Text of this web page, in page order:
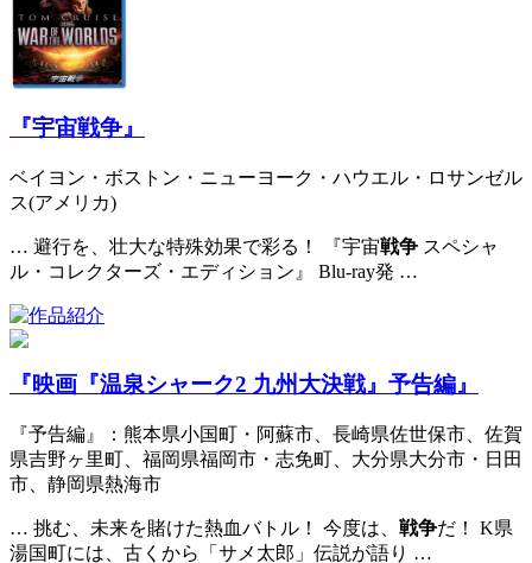
『宇宙戦争』
ベイヨン・ボストン・ニューヨーク・ハウエル・ロサンゼル
ス(アメリカ)
… 避行を、壮大な特殊効果で彩る！ 『宇宙戦争 スペシャ
ル・コレクターズ・エディション』 Blu-ray発 …
『映画『温泉シャーク2 九州大決戦』予告編』
『予告編』：熊本県小国町・阿蘇市、長崎県佐世保市、佐賀
県吉野ヶ里町、福岡県福岡市・志免町、大分県大分市・日田
市、静岡県熱海市
… 挑む、未来を賭けた熱血バトル！ 今度は、 戦争だ！ K県
湯国町には、古くから「サメ太郎」伝説が語り …